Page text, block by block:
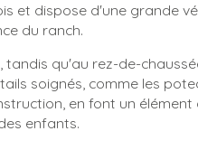
et dispose d'une grande
du ranch.
qu'au rez-de-
soignés, comme les
en font un élément
enfants.